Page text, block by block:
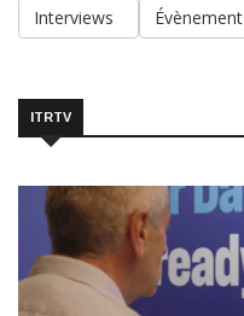
Interviews
Évènement
ITRTV